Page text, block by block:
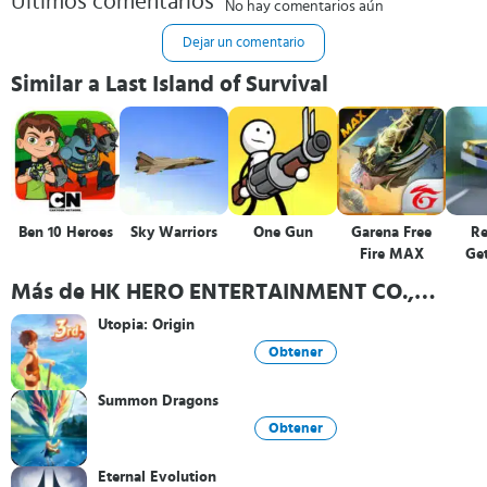
No hay comentarios aún
Dejar un comentario
Similar a Last Island of Survival
Ben 10 Heroes Sky Warriors One Gun
Garena Free
Fire MAX
Más de HK HERO ENTERTAINMENT CO.,
LIMITED
Utopia: Origin
Obtener
Summon Dragons
Obtener
Eternal Evolution